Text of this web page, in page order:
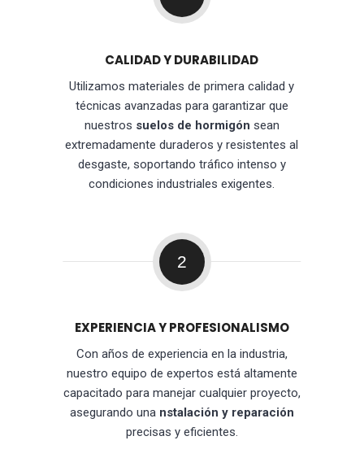
CALIDAD Y DURABILIDAD
Utilizamos materiales de primera calidad y
técnicas avanzadas para garantizar que
nuestros suelos de hormigón sean
extremadamente duraderos y resistentes al
desgaste, soportando tráfico intenso y
condiciones industriales exigentes.
2
EXPERIENCIA Y PROFESIONALISMO
Con años de experiencia en la industria,
nuestro equipo de expertos está altamente
capacitado para manejar cualquier proyecto,
asegurando una nstalación y reparación
precisas y eficientes.